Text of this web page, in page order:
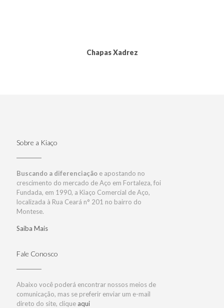
Chapas Xadrez
Sobre a Kiaço
Buscando a diferenciação e apostando no
crescimento do mercado de Aço em Fortaleza, foi
Fundada, em 1990, a Kiaço Comercial de Aço,
localizada à Rua Ceará n° 201 no bairro do
Montese.
Saiba Mais
Fale Conosco
Abaixo você poderá encontrar nossos meios de
comunicação, mas se preferir enviar um e-mail
direto do site, clique aqui